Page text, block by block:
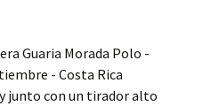
junto con un tirador alto